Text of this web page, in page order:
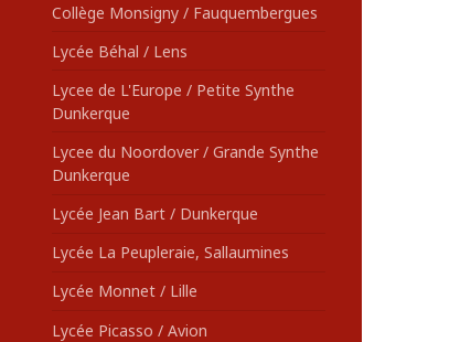
Collège Monsigny / Fauquembergues
Lycée Béhal / Lens
Lycee de L'Europe / Petite Synthe
Dunkerque
Lycee du Noordover / Grande Synthe
Dunkerque
Lycée Jean Bart / Dunkerque
Lycée La Peupleraie, Sallaumines
Lycée Monnet / Lille
Lycée Picasso / Avion